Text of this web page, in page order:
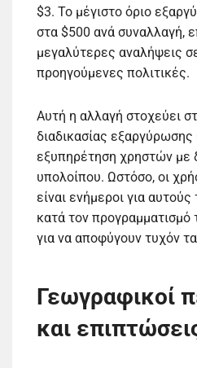
$3. Το μέγιστο όριο
στα $500 ανά συναλλαγή,
μεγαλύτερες αναλήψεις
προηγούμενες πολιτικές.
Αυτή η αλλαγή στοχεύει
διαδικασίας εξαργύρωσης
εξυπηρέτηση χρηστών με
υπολοίπου. Ωστόσο, οι
είναι ενήμεροι για
κατά τον
για να αποφύγουν τυχόν
Γεωγραφικοί
και